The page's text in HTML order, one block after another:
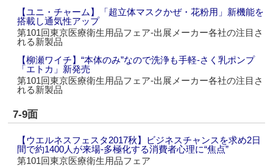
【ユニ・チャーム】「超立体マスクかぜ・花粉用」新機能を
搭載し通気性アップ
第101回東京医療衛生用品フェア‐出展メーカー各社の注目さ
れる新製品
【柳瀬ワイチ】“本体のみ”なので洗浄も手軽‐さく乳ポンプ
「エトカ」新発売
第101回東京医療衛生用品フェア‐出展メーカー各社の注目さ
れる新製品
7-9面
【ウエルネスフェスタ2017秋】ビジネスチャンスを求め2日
間で約1400人が来場‐多極化する消費者心理に“焦点”
第101回東京医療衛生用品フェア